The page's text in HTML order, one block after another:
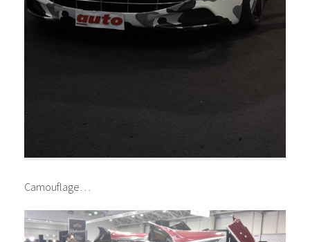
Camouflage…